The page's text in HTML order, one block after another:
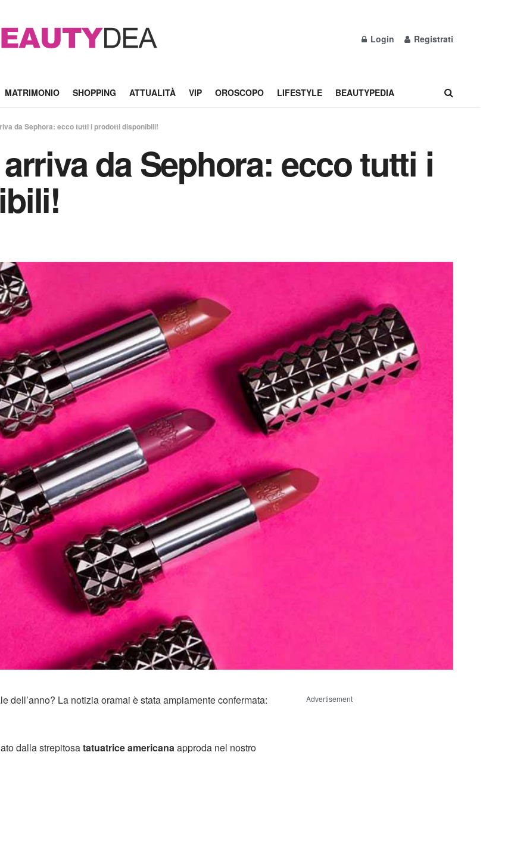
Login Registrati
MATRIMONIO SHOPPING ATTUALITÀ VIP OROSCOPO LIFESTYLE BEAUTYPEDIA
da Sephora: ecco tutti i prodotti disponibili!
da Sephora: ecco tutti i
dell’anno? La notizia oramai è stata ampiamente confermata:
dalla strepitosatatuatrice americanaapproda nel nostro
Advertisement